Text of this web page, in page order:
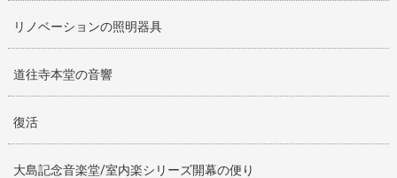
リノベーションの照明器具
道往寺本堂の音響
復活
大島記念音楽堂/室内楽シリーズ開幕の便り